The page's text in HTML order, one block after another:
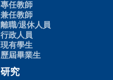
專任教師
兼任教師
離職/退休人員
行政人員
現有學生
歷屆畢業生
研究